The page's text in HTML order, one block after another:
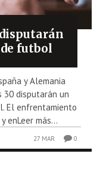
futbol
y Alemania
30 disputarán un
El enfrentamiento
enLeer más...
27 MAR 0